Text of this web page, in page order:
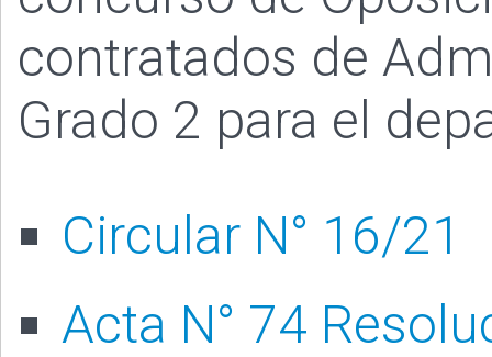
contratados de
Grado 2 para el
Circular N° 16/21
Acta N° 74